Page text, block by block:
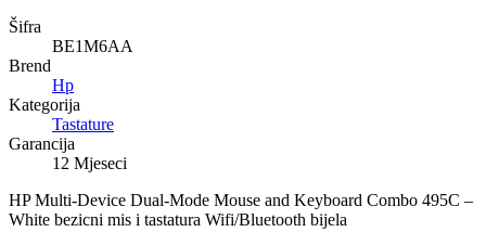
Šifra
BE1M6AA
Brend
Hp
Kategorija
Tastature
Garancija
12 Mjeseci
HP Multi-Device Dual-Mode Mouse and Keyboard Combo 495C –
White bezicni mis i tastatura Wifi/Bluetooth bijela